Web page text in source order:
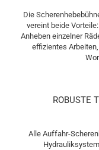
Die
vereint beide
Anheben einzelner
effizientes
ROBUSTE
Alle Auffahr-